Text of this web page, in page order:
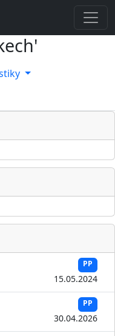
PP
15.05.2024
PP
30.04.2026